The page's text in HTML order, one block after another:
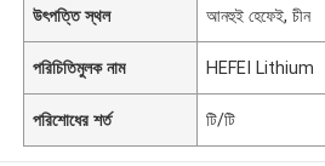
উৎপত্তি স্থল আনহুই হেফেই, চীন
পরিচিতিমুলক নাম HEFEI Lithium
পরিশোধের শর্ত টি/টি